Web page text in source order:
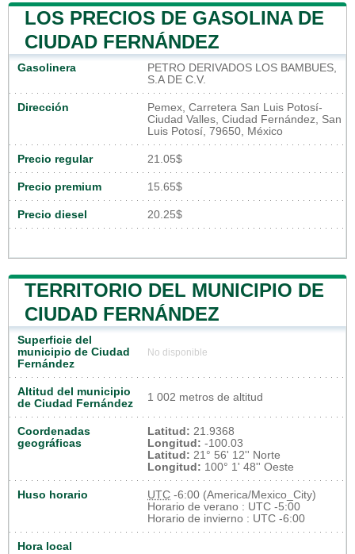
LOS PRECIOS DE GASOLINA DE
CIUDAD FERNÁNDEZ
Gasolinera
PETRO DERIVADOS LOS BAMBUES,
S.A DE C.V.
Dirección
Pemex, Carretera San Luis Potosí-
Ciudad Valles, Ciudad Fernández, San
Luis Potosí, 79650, México
Precio regular 21.05$
Precio premium 15.65$
Precio diesel 20.25$
TERRITORIO DEL MUNICIPIO DE
CIUDAD FERNÁNDEZ
Superficie del
municipio de Ciudad
Fernández
No disponible
Altitud del municipio
de Ciudad Fernández
1 002 metros de altitud
Coordenadas
geográficas
Latitud: 21.9368
Longitud: -100.03
Latitud: 21° 56' 12'' Norte
Longitud: 100° 1' 48'' Oeste
Huso horario UTC -6:00 (America/Mexico_City)
Horario de verano : UTC -5:00
Horario de invierno : UTC -6:00
Hora local